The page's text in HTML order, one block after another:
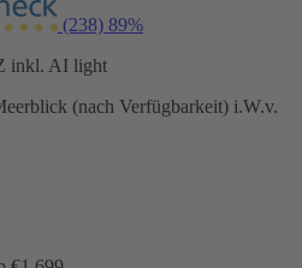
(238) 89%
inkl. AI light
(nach Verfügbarkeit) i.W.v.